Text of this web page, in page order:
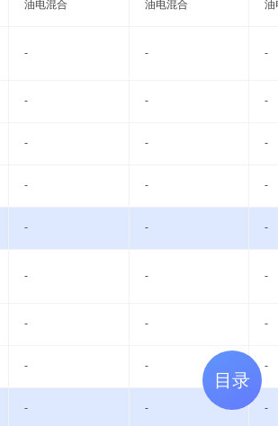
油电混合 油电混合 油
- - -
- - -
- - -
- - -
- - -
- - -
- - -
- - -
- - -
目录